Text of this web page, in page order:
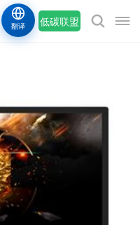
低碳联盟
翻译